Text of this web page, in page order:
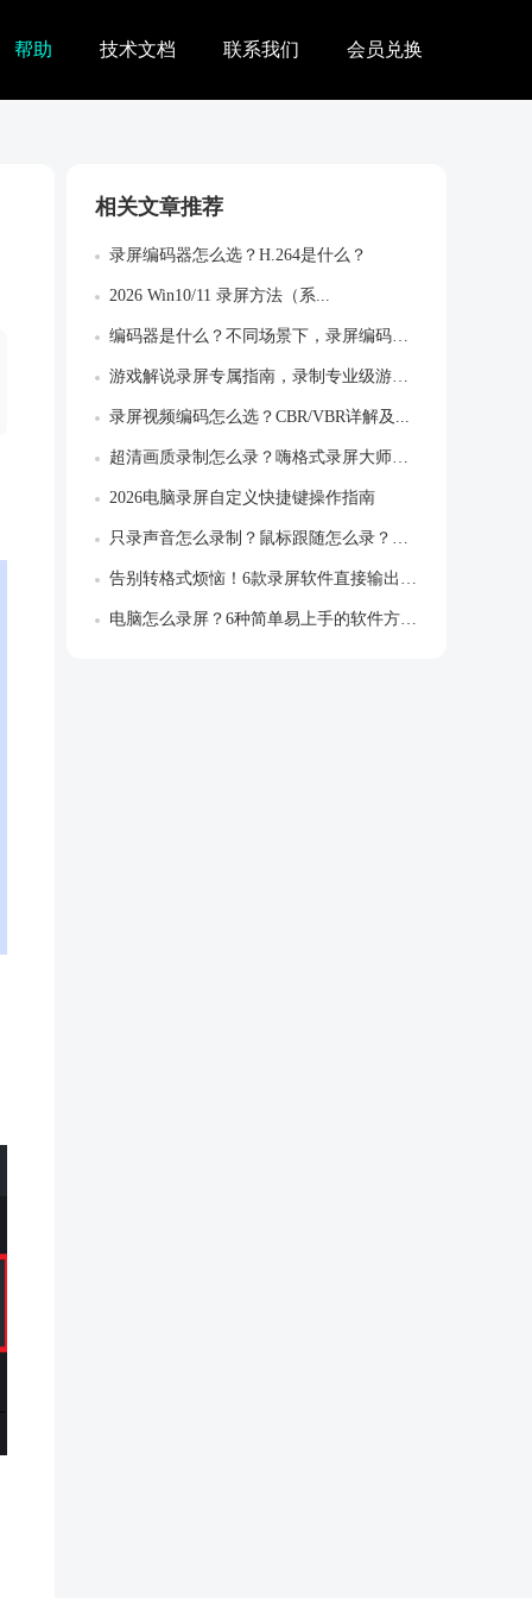
帮助 技术文档 联系我们 会员兑换
相关文章推荐
录屏编码器怎么选？H.264是什么？
2026 Win10/11 录屏方法（系...
编码器是什么？不同场景下，录屏编码器怎么...
游戏解说录屏专属指南，录制专业级游戏作品
录屏视频编码怎么选？CBR/VBR详解及...
超清画质录制怎么录？嗨格式录屏大师超清设...
2026电脑录屏自定义快捷键操作指南
只录声音怎么录制？鼠标跟随怎么录？解锁专...
告别转格式烦恼！6款录屏软件直接输出MP...
电脑怎么录屏？6种简单易上手的软件方法推...